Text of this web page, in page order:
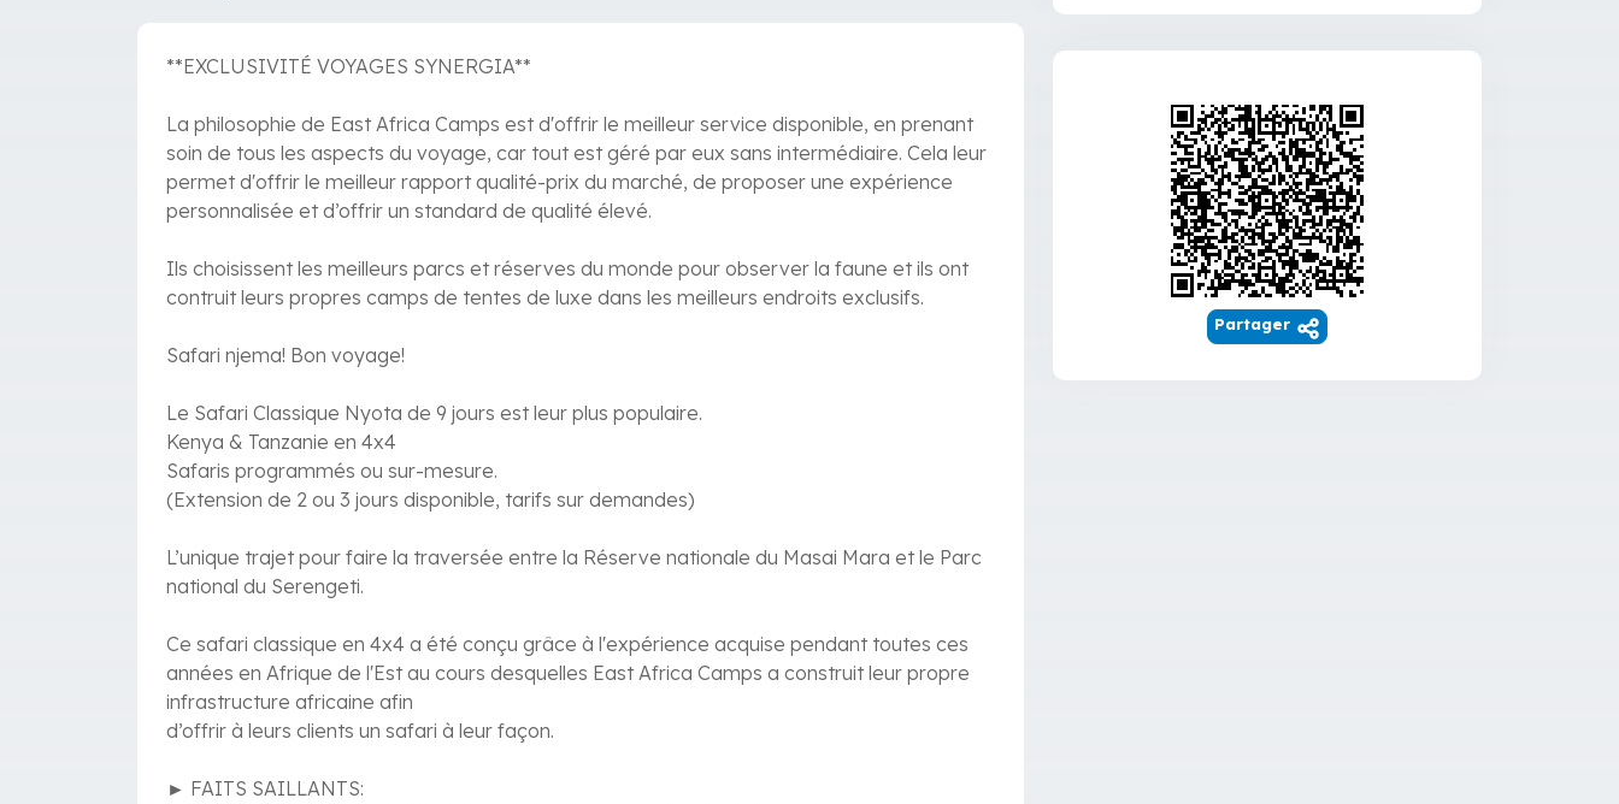
**EXCLUSIVITÉ VOYAGES SYNERGIA**
La philosophie de East Africa Camps est d'offrir le meilleur service disponible, en prenant
soin de tous les aspects du voyage, car tout est géré par eux sans intermédiaire. Cela leur
permet d'offrir le meilleur rapport qualité-prix du marché, de proposer une expérience
personnalisée et d’offrir un standard de qualité élevé.
Ils choisissent les meilleurs parcs et réserves du monde pour observer la faune et ils ont
contruit leurs propres camps de tentes de luxe dans les meilleurs endroits exclusifs.
Safari njema! Bon voyage!
Le Safari Classique Nyota de 9 jours est leur plus populaire.
Kenya & Tanzanie en 4x4
Safaris programmés ou sur-mesure.
(Extension de 2 ou 3 jours disponible, tarifs sur demandes)
L’unique trajet pour faire la traversée entre la Réserve nationale du Masai Mara et le Parc
national du Serengeti.
Ce safari classique en 4x4 a été conçu grâce à l'expérience acquise pendant toutes ces
années en Afrique de l'Est au cours desquelles East Africa Camps a construit leur propre
infrastructure africaine afin
d’offrir à leurs clients un safari à leur façon.
► FAITS SAILLANTS:
Partager